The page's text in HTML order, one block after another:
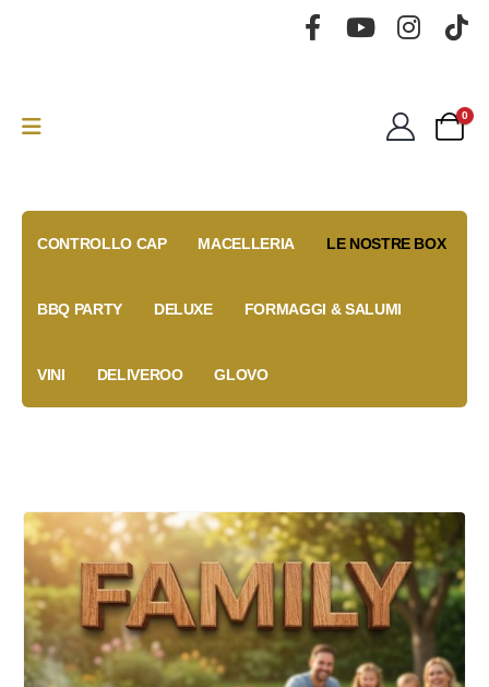
0
CONTROLLO CAP MACELLERIA LE NOSTRE BOX
BBQ PARTY DELUXE FORMAGGI & SALUMI
VINI DELIVEROO GLOVO